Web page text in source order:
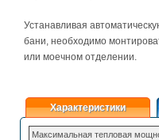
Устанавливая
бани, необходимо
или моечном отделении.
Характеристики
Максимальная тепловая